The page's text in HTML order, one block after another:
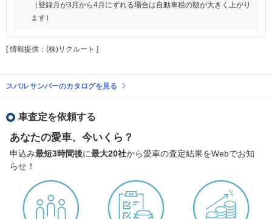
（登録月が3月から4月にずれる場合は自動車税の額が大きく上がり
ます）
[ 情報提供：(株)リクルート ]
スバル サンバーのカタログを見る
車査定を依頼する
あなたの愛車、今いくら？
申込み最短3時間後に最大20社から愛車の査定結果をWebでお知
らせ！